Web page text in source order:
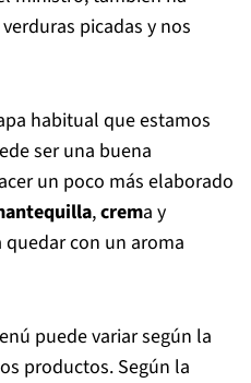
picadas y nos
habitual que estamos
ser una buena
un poco más elaborado
,crema y
quedar con un aroma
puede variar según la
productos. Según la